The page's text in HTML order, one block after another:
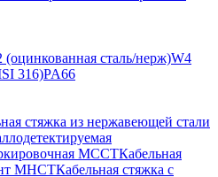
(оцинкованная сталь/нерж)W4
316)PA66
стяжка из нержавеющей стали
MCCTКабельная
MHCTКабельная стяжка с